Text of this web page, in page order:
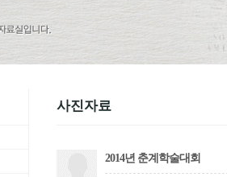
사진자료
2014년 춘계학술대회